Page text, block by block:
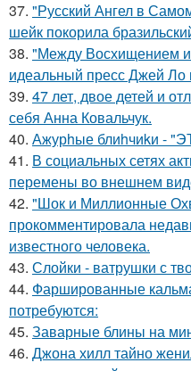
37. "Русский Ангел в
шейк покорила
38. "Между Восхищением
идеальный пресс Джей
39. 47 лет, двое детей и
себя Анна Ковальчук.
40. Ажурhые блиhчиkи -
41. В социальных сетях
перемены во внешнем
42. "Шок и Миллионные
прокомментировала
известного человека.
43. Слойки - ватрушки с
44. Фаршированные
потребуются:
45. Заварные блины на
46. Джона хилл тайно